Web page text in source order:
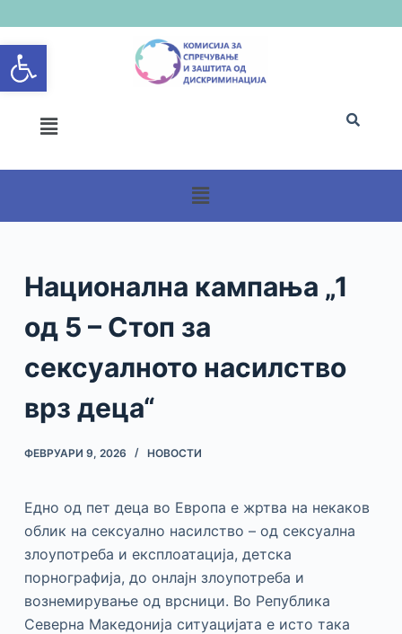
Open toolbark
i
p
nНационална кампања „1
од 5 – Стоп за
сексуалното насилство
врз деца“
ФЕВРУАРИ 9, 2026 НОВОСТИ
Едно од пет деца во Европа е жртва на некаков
облик на сексуално насилство – од сексуална
злоупотреба и експлоатација, детска
порнографија, до онлајн злоупотреба и
вознемирување од врсници. Во Република
Северна Македонија ситуацијата е исто така